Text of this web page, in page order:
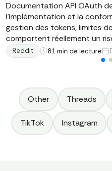
Documentation API OAuth
l'implémentation et la
gestion des tokens, limites
comportent réellement un
Reddit 81 min de lecture
Other Threads
TikTok Instagram